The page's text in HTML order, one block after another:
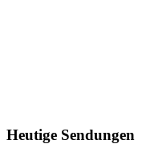
Heutige Sendungen